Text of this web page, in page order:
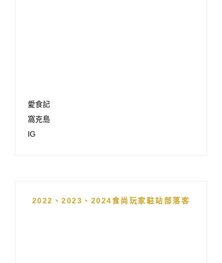
愛食記
窩克島
IG
2022、2023、2024食尚玩家駐站部落客